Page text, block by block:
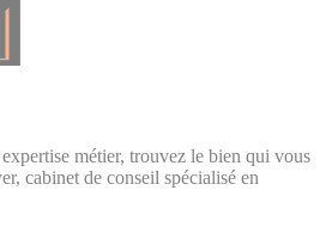
métier, trouvez le bien qui vous
cabinet de conseil spécialisé en